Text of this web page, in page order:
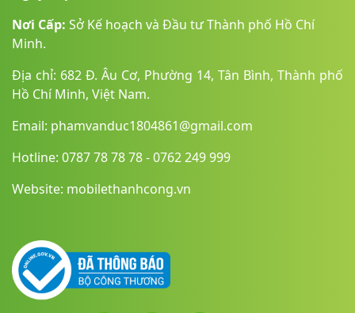
Nơi Cấp: Sở Kế hoạch và Đầu tư Thành phố Hồ Chí
Minh.
Địa chỉ: 682 Đ. Âu Cơ, Phường 14, Tân Bình, Thành phố
Hồ Chí Minh, Việt Nam.
Email: phamvanduc1804861@gmail.com
Hotline: 0787 78 78 78 - 0762 249 999
Website: mobilethanhcong.vn